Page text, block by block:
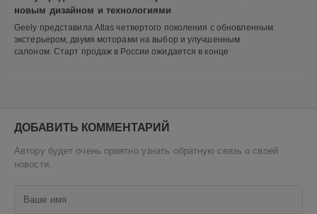
новым дизайном и технологиями
Geely представила Atlas четвертого поколения с обновленным
экстерьером, двумя моторами на выбор и улучшенным
салоном. Старт продаж в России ожидается в конце
ДОБАВИТЬ КОММЕНТАРИЙ
Автору будет очень приятно узнать обратную связь о своей
новости.